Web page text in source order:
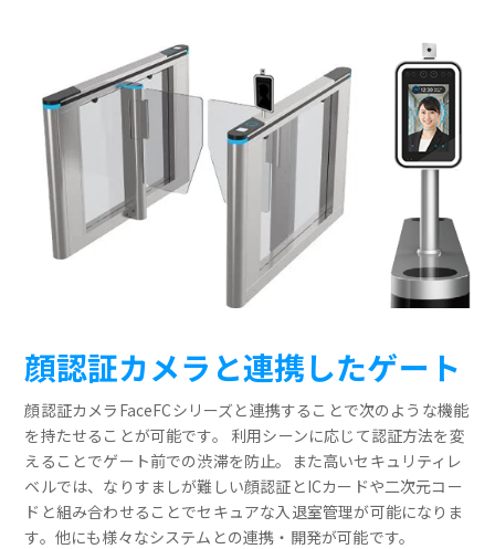
顔認証カメラと連携したゲート
顔認証カメラFaceFCシリーズと連携することで次のような機能
を持たせることが可能です。 利用シーンに応じて認証方法を変
えることでゲート前での渋滞を防止。また高いセキュリティレ
ベルでは、なりすましが難しい顔認証とICカードや二次元コー
ドと組み合わせることでセキュアな入退室管理が可能になりま
す。他にも様々なシステムとの連携・開発が可能です。